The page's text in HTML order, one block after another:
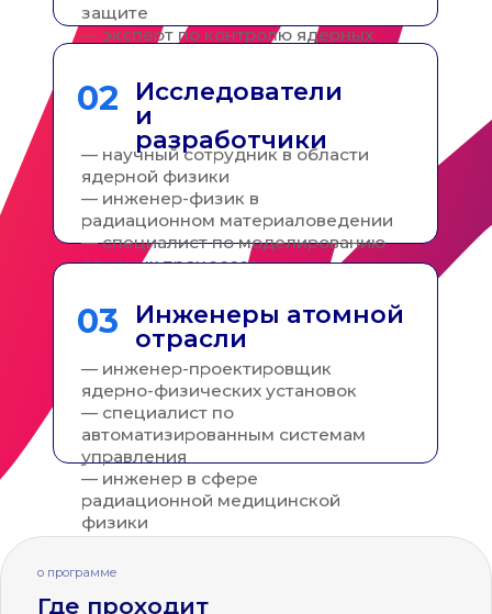
Приемная комиссия
г. Ростов-на-Дону, Пушкинская ул., 148
г. Таганрог, Некрасовский пер., 44
+7 (800) 700-33-98
priem@sfedu.ru
nvlyanguzov@sfedu.ru